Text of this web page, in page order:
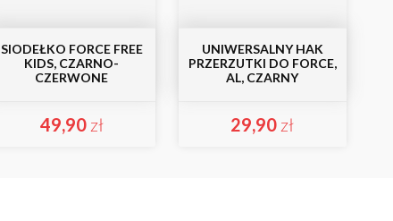
SIODEŁKO FORCE FREE
KIDS, CZARNO-
CZERWONE
49,90 zł
UNIWERSALNY HAK
PRZERZUTKI DO FORCE,
AL, CZARNY
29,90 zł